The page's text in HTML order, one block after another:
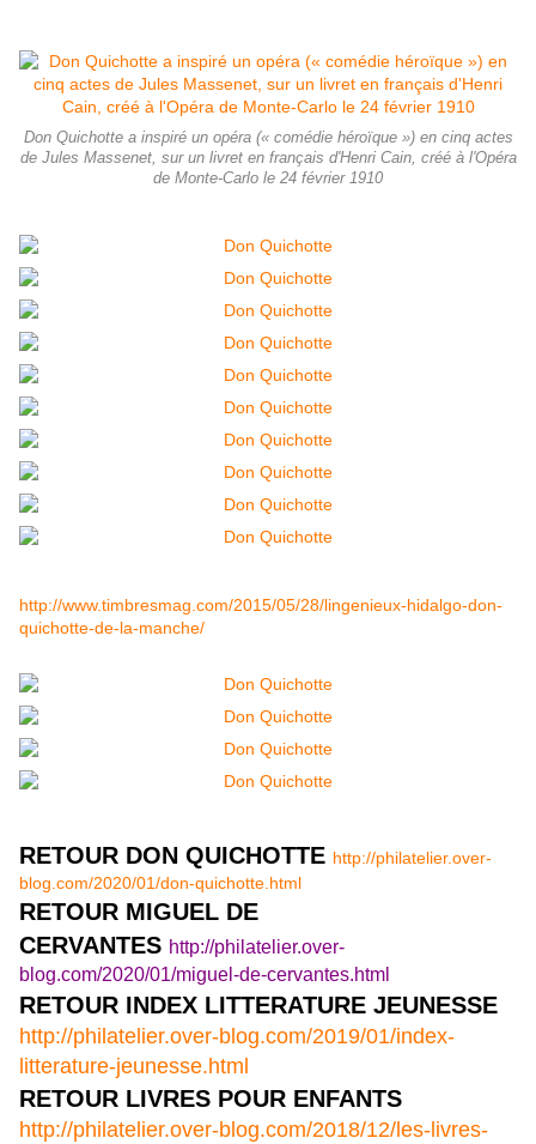
Don Quichotte a inspiré un opéra (« comédie héroïque ») en cinq actes
de Jules Massenet, sur un livret en français d'Henri Cain, créé à l'Opéra
de Monte-Carlo le 24 février 1910
http://www.timbresmag.com/2015/05/28/lingenieux-hidalgo-don-
quichotte-de-la-manche/
RETOUR DON QUICHOTTE http://philatelier.over-
blog.com/2020/01/don-quichotte.html
RETOUR MIGUEL DE
CERVANTES http://philatelier.over-
blog.com/2020/01/miguel-de-cervantes.html
RETOUR INDEX LITTERATURE JEUNESSE
http://philatelier.over-blog.com/2019/01/index-
litterature-jeunesse.html
RETOUR LIVRES POUR ENFANTS
http://philatelier.over-blog.com/2018/12/les-livres-